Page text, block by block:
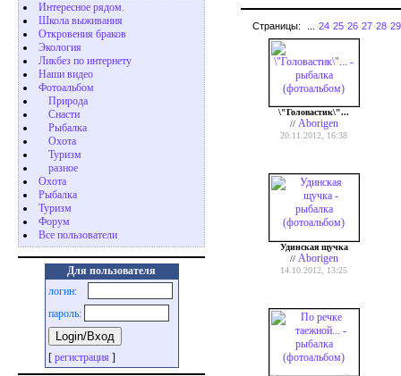
Интересное рядом.
Школа выживания
Откровения браков
Экология
Ликбез по интернету
Наши видео
Фотоальбом
Природа
Cнасти
Рыбалка
Охота
Туризм
разное
Охота
Pыбалка
Туризм
Форум
Все пользователи
Для пользователя
логин:
пароль:
[ регистрация ]
Страницы: 24 25 26 27 28 29
\"Головастик\"...
// Aborigen
20.11.2012, 16:38
Удинская щучка
// Aborigen
14.10.2012, 13:25